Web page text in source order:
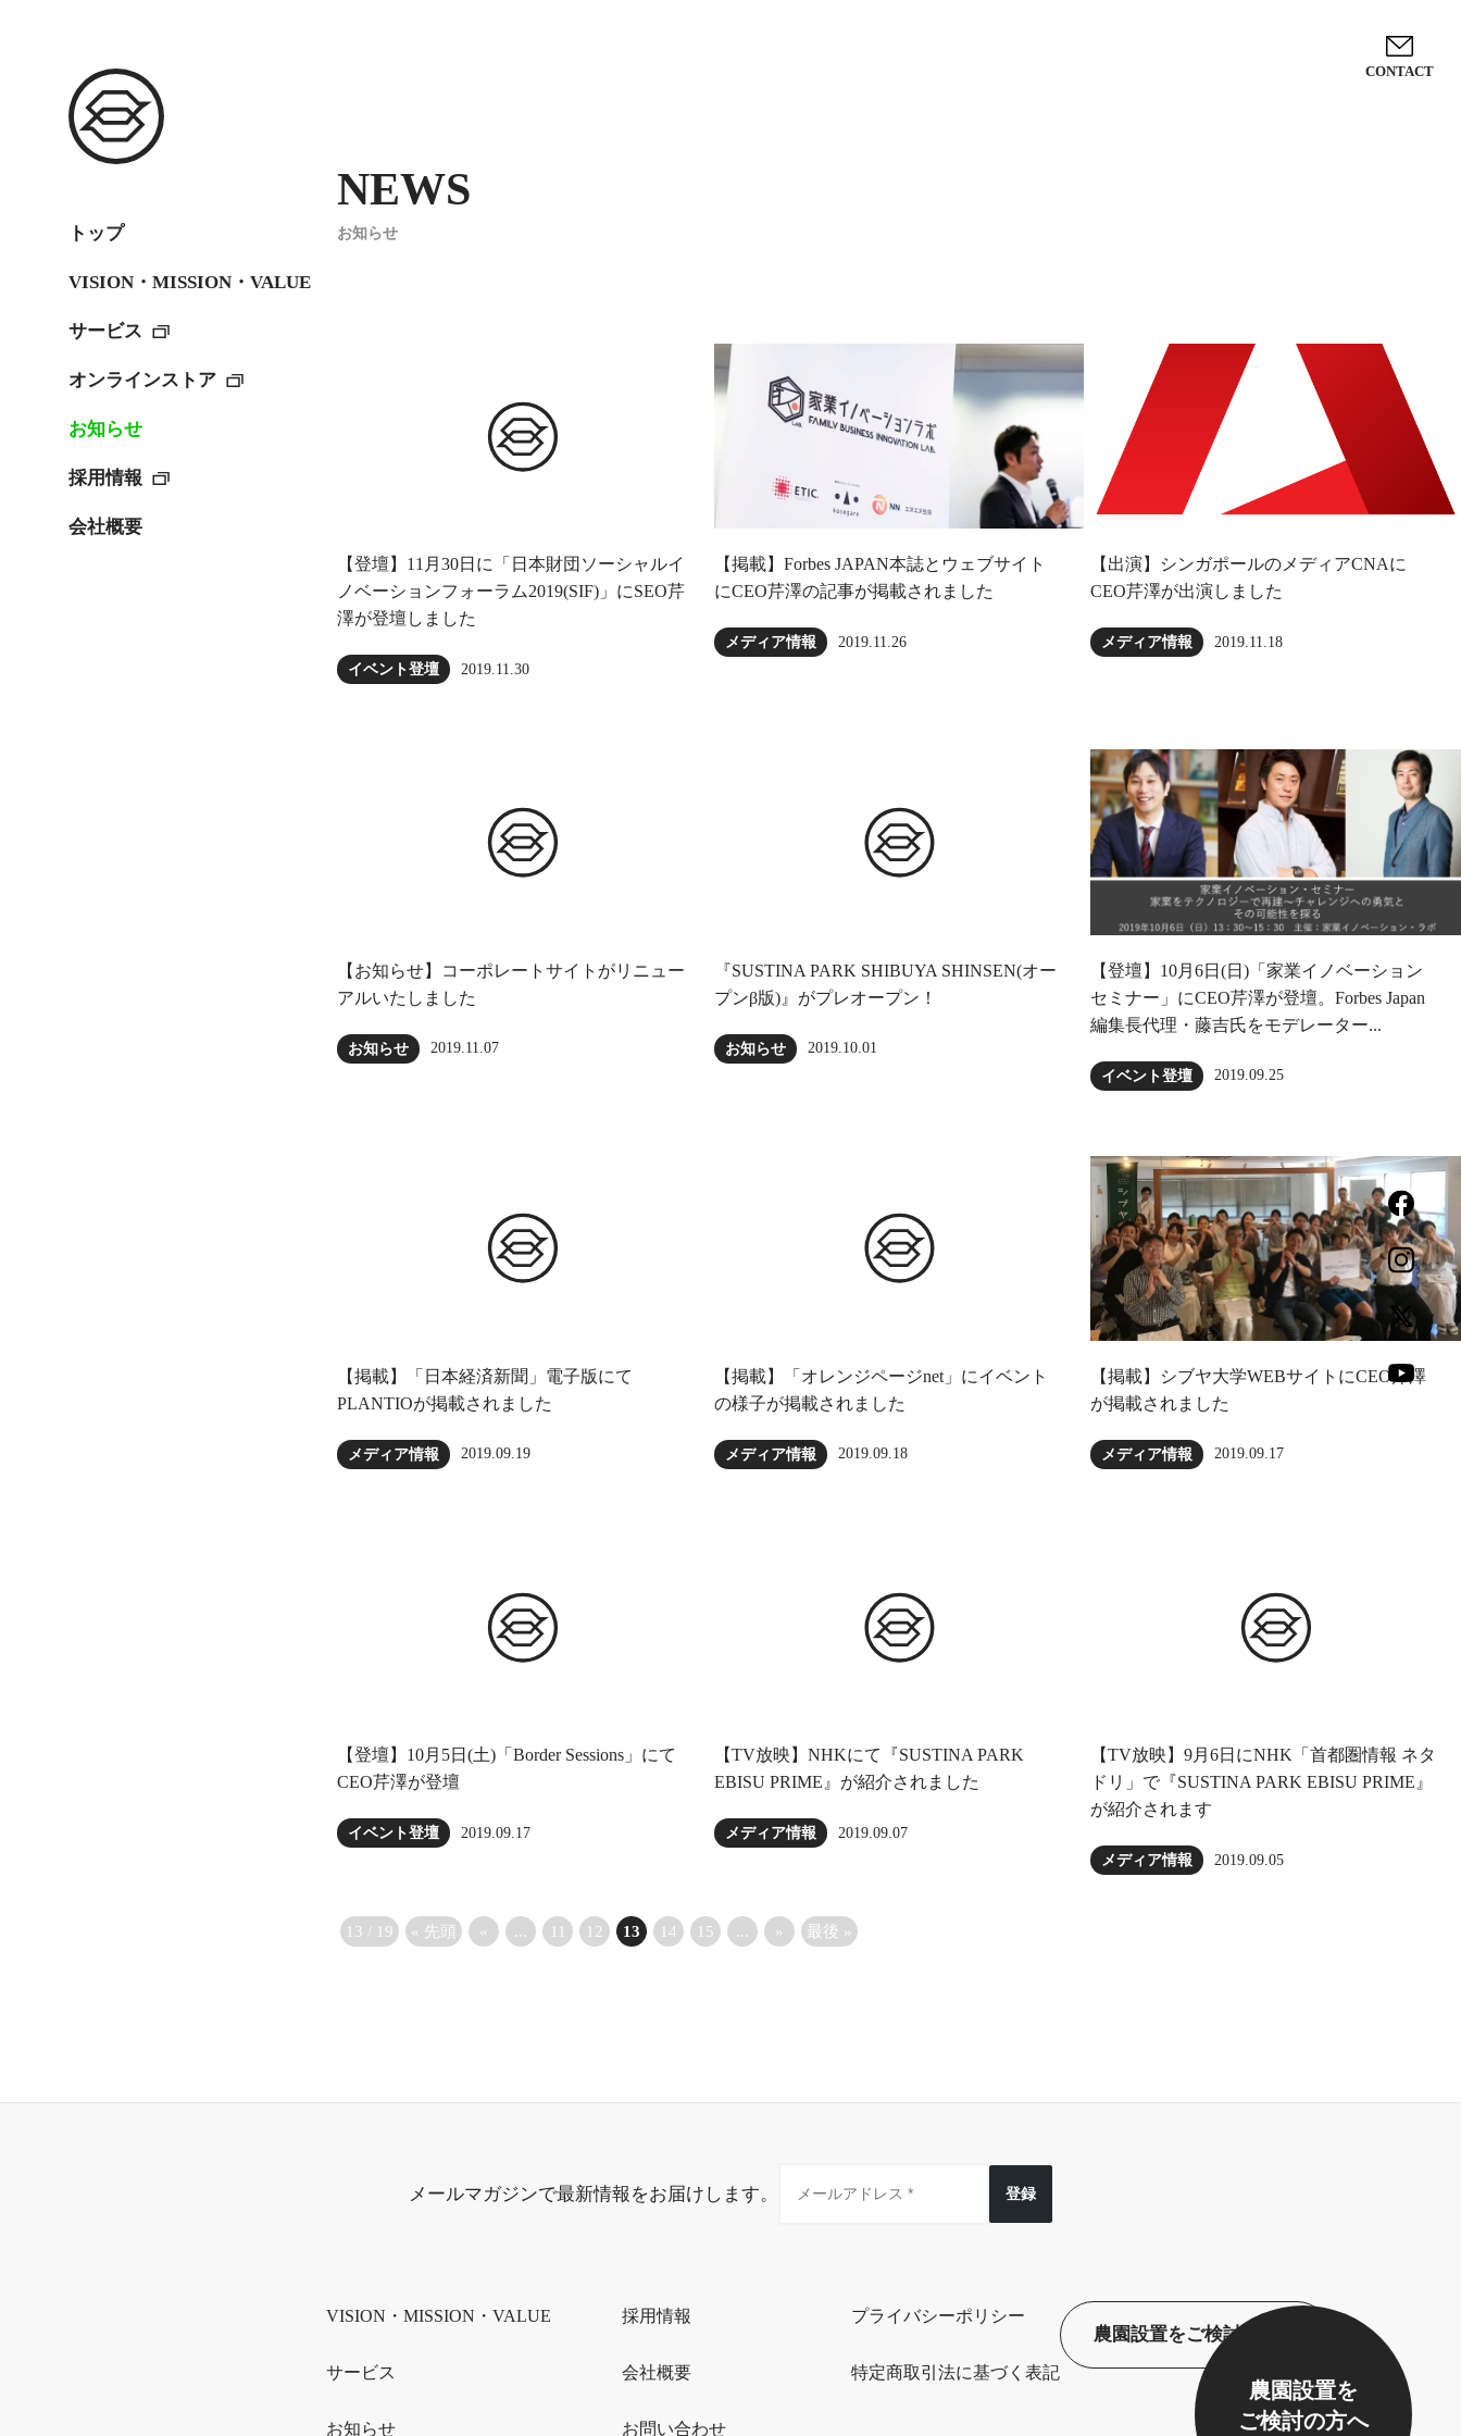
トップ
VISION・MISSION・VALUE
サービス
オンラインストア
お知らせ
採用情報
会社概要
CONTACT
NEWS
お知らせ
【登壇】11月30日に「日本財団ソーシャルイ
ノベーションフォーラム2019(SIF)」にSEO芹
澤が登壇しました
イベント登壇 2019.11.30
【掲載】Forbes JAPAN本誌とウェブサイト
にCEO芹澤の記事が掲載されました
メディア情報 2019.11.26
【出演】シンガポールのメディアCNAに
CEO芹澤が出演しました
メディア情報 2019.11.18
【お知らせ】コーポレートサイトがリニュー
アルいたしました
お知らせ 2019.11.07
『SUSTINA PARK SHIBUYA SHINSEN(オー
プンβ版)』がプレオープン！
お知らせ 2019.10.01
【登壇】10月6日(日)「家業イノベーション
セミナー」にCEO芹澤が登壇。Forbes Japan
編集長代理・藤吉氏をモデレーター...
イベント登壇 2019.09.25
【掲載】「日本経済新聞」電子版にて
PLANTIOが掲載されました
メディア情報 2019.09.19
【掲載】「オレンジページnet」にイベント
の様子が掲載されました
メディア情報 2019.09.18
【掲載】シブヤ大学WEBサイトにCEO芹澤
が掲載されました
メディア情報 2019.09.17
【登壇】10月5日(土)「Border Sessions」にて
CEO芹澤が登壇
イベント登壇 2019.09.17
【TV放映】NHKにて『SUSTINA PARK
EBISU PRIME』が紹介されました
メディア情報 2019.09.07
【TV放映】9月6日にNHK「首都圏情報 ネタ
ドリ」で『SUSTINA PARK EBISU PRIME』
が紹介されます
メディア情報 2019.09.05
13 / 19 « 先頭 « ... 11 12 13 14 15 ... » 最後 »
メールマガジンで最新情報をお届けします。 登録
農園設置をご検討の方へ
VISION・MISSION・VALUE
サービス
お知らせ
採用情報
会社概要
お問い合わせ
プライバシーポリシー
特定商取引法に基づく表記
農園設置を
ご検討の方へ